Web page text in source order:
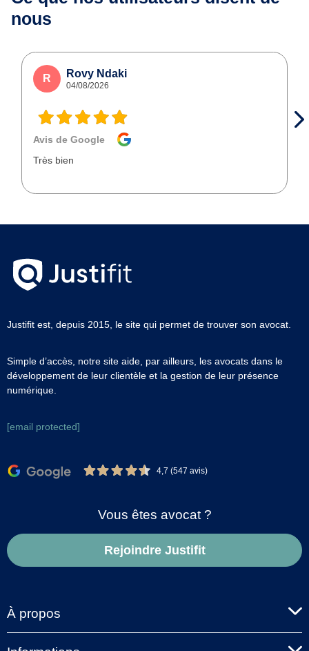
nous
R Rovy Ndaki
04/08/2026
Avis de Google
Très bien
Justifit est, depuis 2015, le site qui permet de trouver son avocat.
Simple d’accès, notre site aide, par ailleurs, les avocats dans le
développement de leur clientèle et la gestion de leur présence
numérique.
[email protected]
4,7 (547 avis)
Vous êtes avocat ?
Rejoindre Justifit
À propos